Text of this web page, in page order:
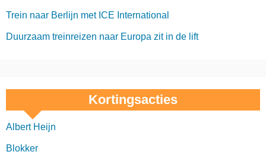
Trein naar Berlijn met ICE International
Duurzaam treinreizen naar Europa zit in de lift
Kortingsacties
Albert Heijn
Blokker